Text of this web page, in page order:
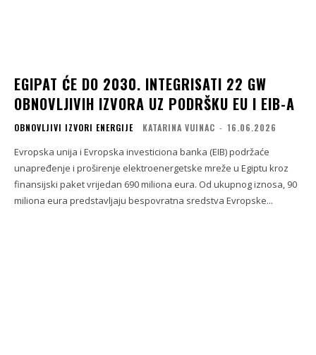
EGIPAT ĆE DO 2030. INTEGRISATI 22 GW
OBNOVLJIVIH IZVORA UZ PODRŠKU EU I EIB-A
OBNOVLJIVI IZVORI ENERGIJE KATARINA VUINAC - 16.06.2026
Evropska unija i Evropska investiciona banka (EIB) podržaće
unapređenje i proširenje elektroenergetske mreže u Egiptu kroz
finansijski paket vrijedan 690 miliona eura. Od ukupnog iznosa, 90
miliona eura predstavljaju bespovratna sredstva Evropske...